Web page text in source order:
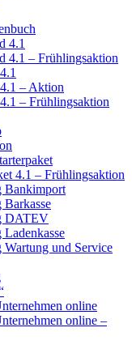
4.1
4.1 – Frühlingsaktion
– Aktion
– Frühlingsaktion
4.1 – Frühlingsaktion
Bankimport
Barkasse
DATEV
Wartung und Service
online
online –